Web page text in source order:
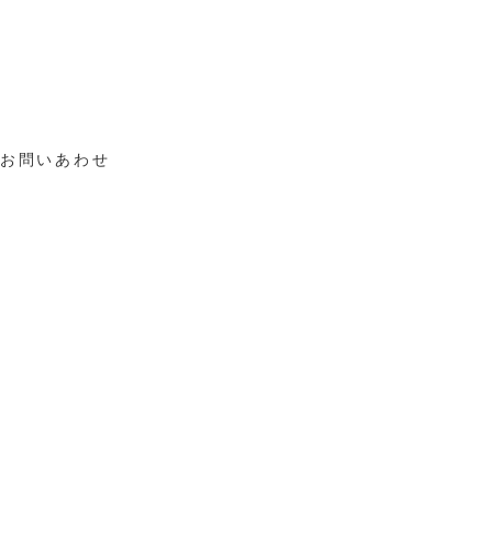
お問いあわせ